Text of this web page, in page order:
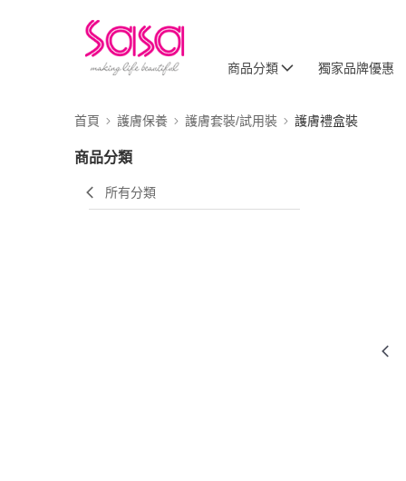
商品分類 獨家品牌優惠
首頁 護膚保養 護膚套裝/試用裝 護膚禮盒裝
商品分類
所有分類